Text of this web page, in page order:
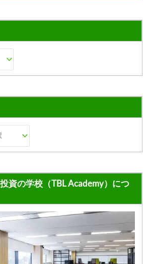
資の学校（TBL Academy）につ